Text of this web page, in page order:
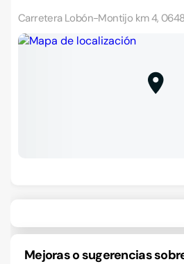
Carretera Lobón-Montijo km 4,
Mejoras o sugerencias